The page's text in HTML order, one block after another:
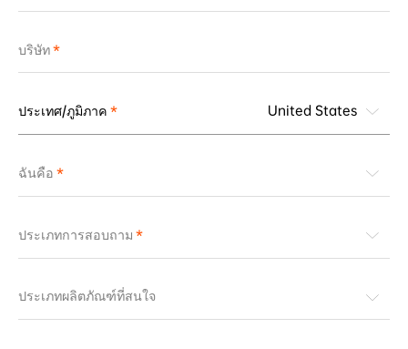
บริษัท
ประเทศ/ภูมิภาค United States
ฉันคือ
ประเภทการสอบถาม
ประเภทผลิตภัณฑ์ที่สนใจ